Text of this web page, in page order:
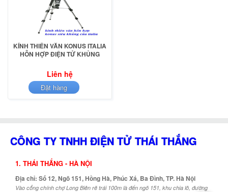
KÍNH THIÊN VĂN KONUS ITALIA
HỖN HỢP ĐIỆN TỬ KHỦNG
Liên hệ
Đặt hàng
CÔNG TY TNHH ĐIỆN TỬ THÁI THẮNG
1. THÁI THẮNG - HÀ NỘI
Địa chỉ: Số 12, Ngõ 151, Hồng Hà, Phúc Xá, Ba Đình, TP. Hà Nội
Vào cổng chính chợ Long Biên rẽ trái 100m là đến ngõ 151, khu chia lô, đường